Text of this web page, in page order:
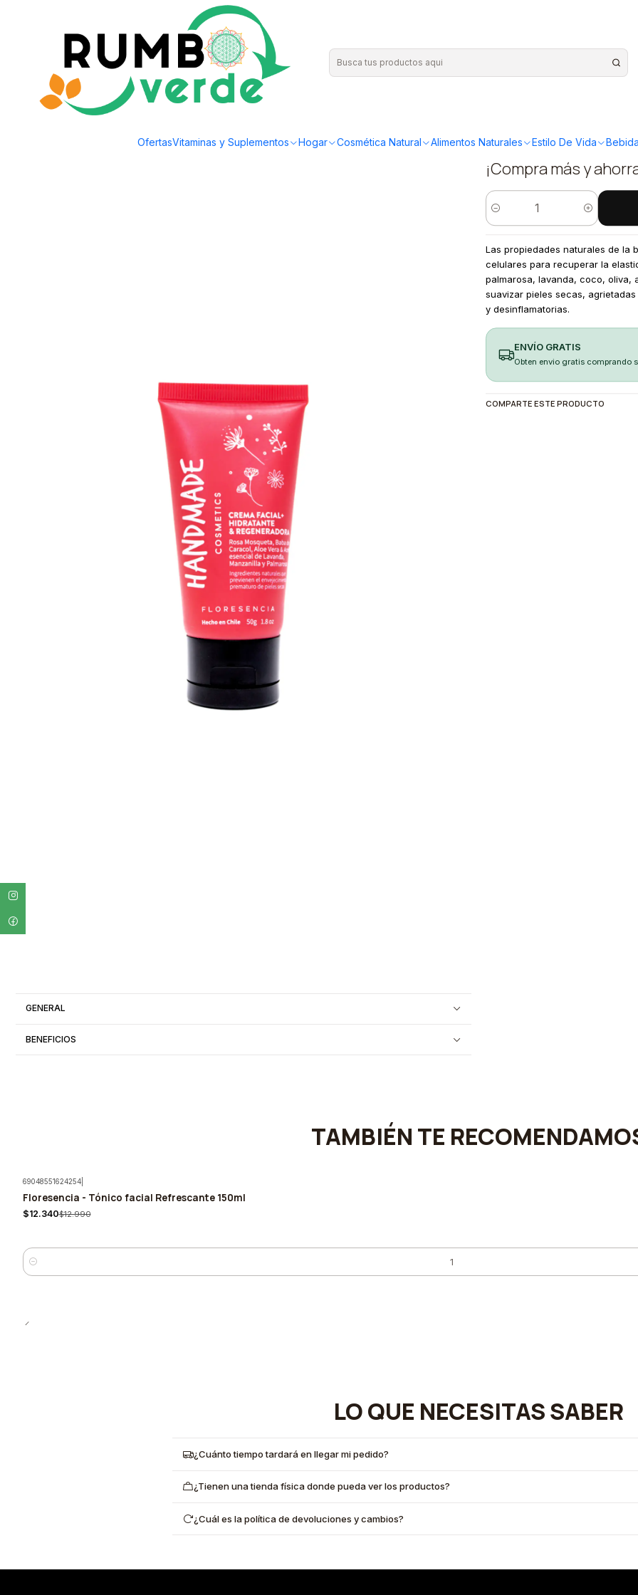
OfertasVitaminas y Suplementos Hogar Cosmética Natural Alimentos Naturales Estilo De Vida
Envío gratis por compras sobre los 59.990 en la provincia de Santiago
Cosmética Natural Cuidado de la Piel Floresencia - Crema facial hidratante y regenadora 50grs
GENERAL
BENEFICIOS
¡Compra más y
Cantidad
Las propiedades naturales de la
celulares para recuperar la
palmarosa, lavanda, coco, oliva,
suavizar pieles secas,
y desinflamatorias.
ENVÍO GRATIS
Obten envio gratis comprando
COMPARTE ESTE PRODUCTO
TAMBIÉN TE
-5%
69048551624254|
Floresencia - Tónico facial Refrescante 150ml
$12.340$12.990
Cantidad
LO QUE NECESITAS SABER
¿Cuánto tiempo tardará en llegar mi pedido?
¿Tienen una tienda física donde pueda ver los productos?
¿Cuál es la política de devoluciones y cambios?